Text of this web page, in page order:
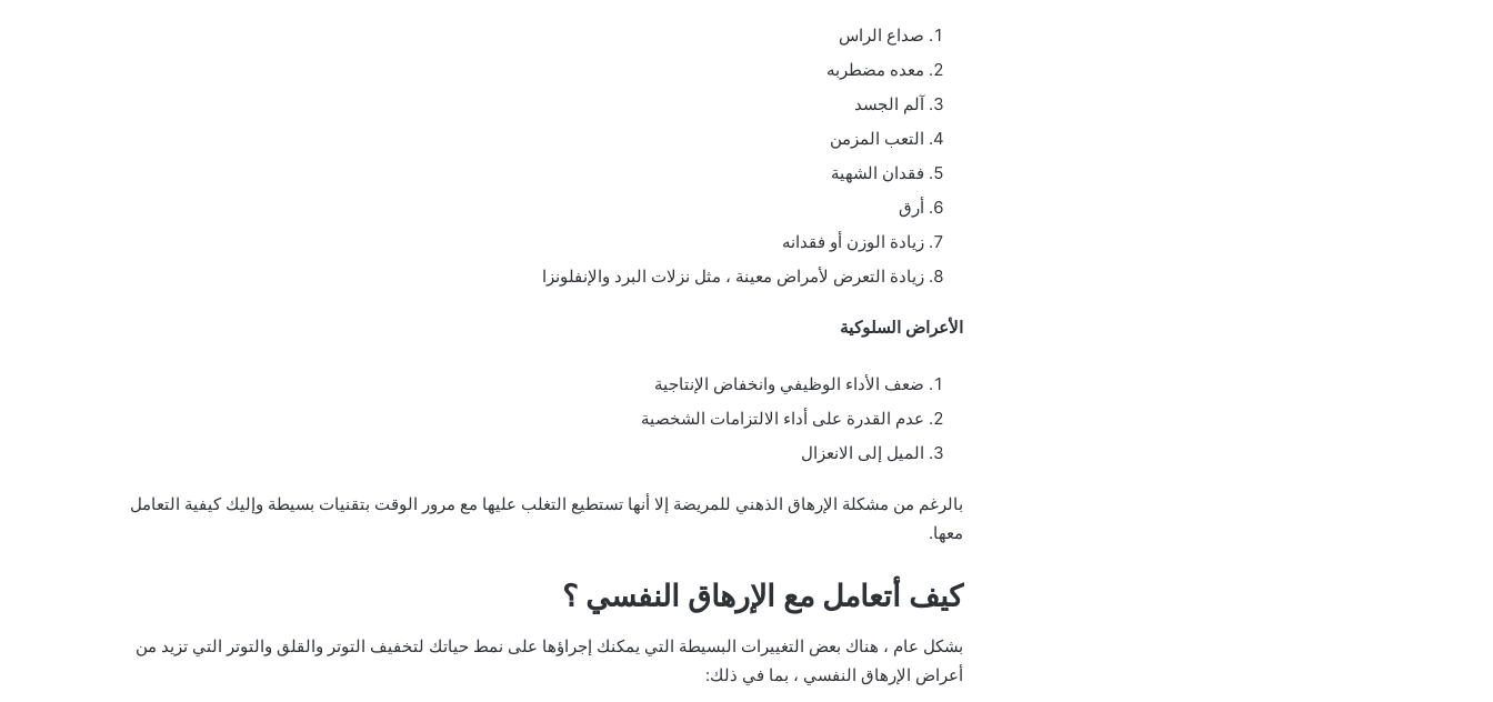
صداع الراس
معده مضطربه
آلم الجسد
التعب المزمن
فقدان الشهية
أرق
زيادة الوزن أو فقدانه
زيادة التعرض لأمراض معينة ، مثل نزلات البرد والإنفلونزا
الأعراض السلوكية
ضعف الأداء الوظيفي وانخفاض الإنتاجية
عدم القدرة على أداء الالتزامات الشخصية
الميل إلى الانعزال
بالرغم من مشكلة الإرهاق الذهني للمريضة إلا أنها تستطيع التغلب عليها مع مرور الوقت بتقنيات بسيطة وإليك كيفية التعامل
معها.
كيف أتعامل مع الإرهاق النفسي ؟
بشكل عام ، هناك بعض التغييرات البسيطة التي يمكنك إجراؤها على نمط حياتك لتخفيف التوتر والقلق والتوتر التي تزيد من
أعراض الإرهاق النفسي ، بما في ذلك: